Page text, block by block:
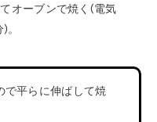
オーブンで焼く(電気
で平らに伸ばして焼